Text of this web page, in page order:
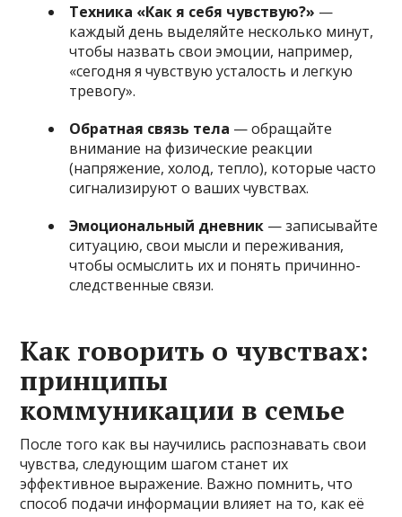
Техника «Как я себя чувствую?» —
каждый день выделяйте несколько минут,
чтобы назвать свои эмоции, например,
«сегодня я чувствую усталость и легкую
тревогу».
Обратная связь тела — обращайте
внимание на физические реакции
(напряжение, холод, тепло), которые часто
сигнализируют о ваших чувствах.
Эмоциональный дневник — записывайте
ситуацию, свои мысли и переживания,
чтобы осмыслить их и понять причинно-
следственные связи.
Как говорить о чувствах:
принципы
коммуникации в семье
После того как вы научились распознавать свои
чувства, следующим шагом станет их
эффективное выражение. Важно помнить, что
способ подачи информации влияет на то, как её